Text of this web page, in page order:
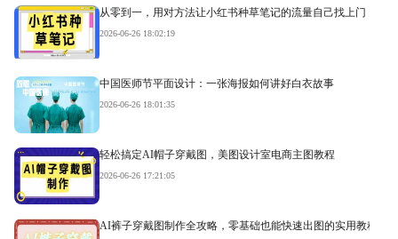
从零到一，用对方法让小红书种草笔记的流量自己找上门
2026-06-26 18:02:19
中国医师节平面设计：一张海报如何讲好白衣故事
2026-06-26 18:01:35
轻松搞定AI帽子穿戴图，美图设计室电商主图教程
2026-06-26 17:21:05
AI裤子穿戴图制作全攻略，零基础也能快速出图的实用教程